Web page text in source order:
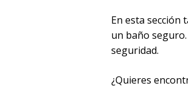
En esta
un baño
seguridad.
¿Quieres